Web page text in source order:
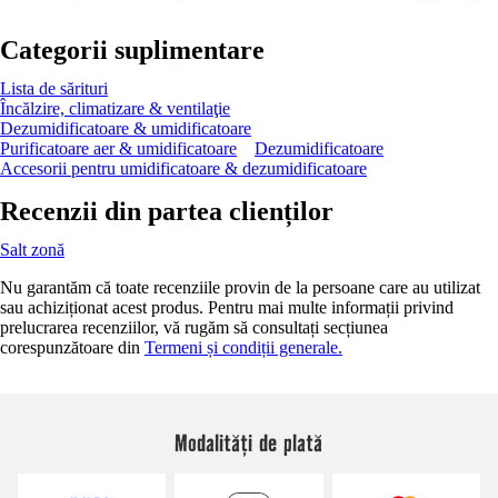
Categorii suplimentare
Lista de sărituri
Încălzire, climatizare & ventilaţie
Dezumidificatoare & umidificatoare
Purificatoare aer & umidificatoare
Dezumidificatoare
Accesorii pentru umidificatoare & dezumidificatoare
Recenzii din partea clienților
Salt zonă
Nu garantăm că toate recenziile provin de la persoane care au utilizat
sau achiziționat acest produs. Pentru mai multe informații privind
prelucrarea recenziilor, vă rugăm să consultați secțiunea
corespunzătoare din Termeni și condiții generale.
Modalități de plată